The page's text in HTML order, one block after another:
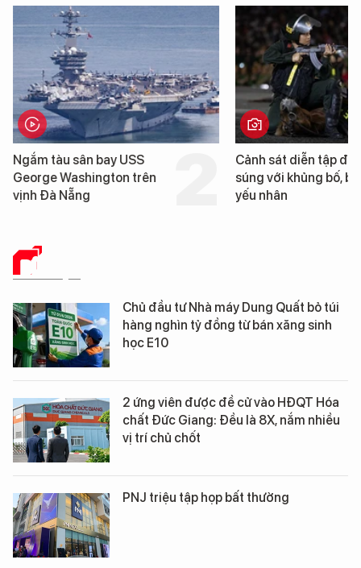
Cảnh sát diễn tập đấu
súng với khủng bố, bảo vệ
yếu nhân
Cận cảnh chiến hạm
tống tàu sân bay USS
George Washington
DỮ LIỆU
Chủ đầu tư Nhà máy Dung Quất bỏ túi
hàng nghìn tỷ đồng từ bán xăng sinh
học E10
2 ứng viên được đề cử vào HĐQT Hóa
chất Đức Giang: Đều là 8X, nắm nhiều
vị trí chủ chốt
PNJ triệu tập họp bất thường